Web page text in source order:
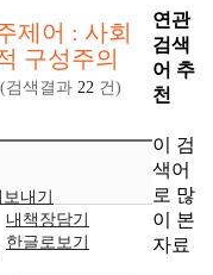
제어 : 사회
구성주의
(검색결과 22 건)
내기
내책장담기
한글로보기
연관
검색
어 추
천
이 검
색어
로 많
이 본
자료